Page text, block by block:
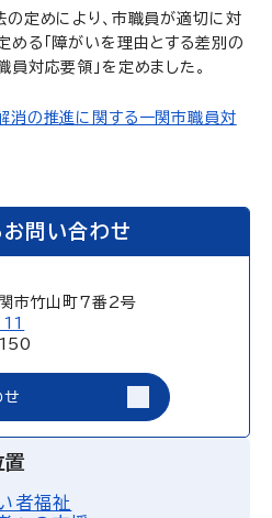
定めにより、市職員が適切に対
る「障がいを理由とする差別の
対応要領」を定めました。
消の推進に関する一関市職員対
問い合わせ
市竹山町7番2号
せ
置
者福祉